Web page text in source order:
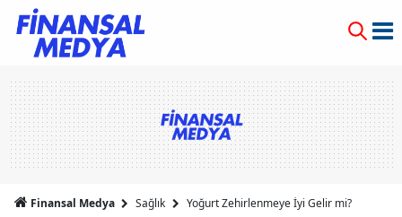
Finansal Medya Sağlık Yoğurt Zehirlenmeye İyi Gelir mi?